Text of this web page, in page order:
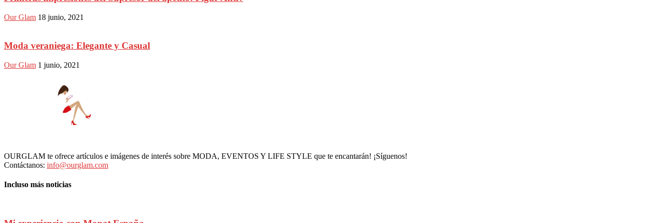
Our Glam 18 junio, 2021
Moda veraniega: Elegante y Casual
Our Glam 1 junio, 2021
OURGLAM te ofrece artículos e imágenes de interés sobre MODA, EVENTOS Y LIFE STYLE que te encantarán! ¡Síguenos!
Contáctanos: info@ourglam.com
Incluso más noticias